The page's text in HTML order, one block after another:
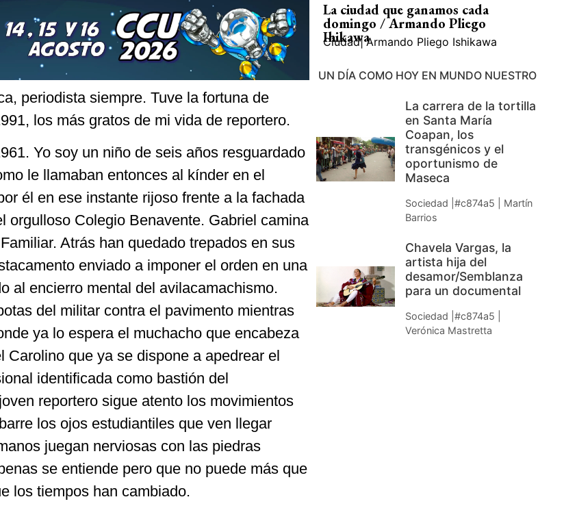
periodista siempre. Tuve la fortuna de
los más gratos de mi vida de reportero.
Yo soy un niño de seis años resguardado
le llamaban entonces al kínder en el
él en ese instante rijoso frente a la fachada
orgulloso Colegio Benavente. Gabriel camina
Atrás han quedado trepados en sus
enviado a imponer el orden en una
al encierro mental del avilacamachismo.
del militar contra el pavimento mientras
ya lo espera el muchacho que encabeza
Carolino que ya se dispone a apedrear el
identificada como bastión del
reportero sigue atento los movimientos
los ojos estudiantiles que ven llegar
juegan nerviosas con las piedras
se entiende pero que no puede más que
los tiempos han cambiado.
La ciudad que ganamos cada
domingo / Armando Pliego
Ihikawa
Ciudad| Armando Pliego Ishikawa
UN DÍA COMO HOY EN MUNDO NUESTRO
La carrera de la tortilla
en Santa María
Coapan, los
transgénicos y el
oportunismo de
Maseca
Sociedad |#c874a5 | Martín
Barrios
Chavela Vargas, la
artista hija del
desamor/Semblanza
para un documental
Sociedad |#c874a5 |
Verónica Mastretta